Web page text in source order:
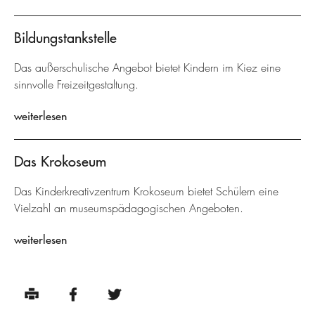
Bildungstankstelle
Das außerschulische Angebot bietet Kindern im Kiez eine
sinnvolle Freizeitgestaltung.
weiterlesen
Das Krokoseum
Das Kinderkreativzentrum Krokoseum bietet Schülern eine
Vielzahl an museumspädagogischen Angeboten.
weiterlesen